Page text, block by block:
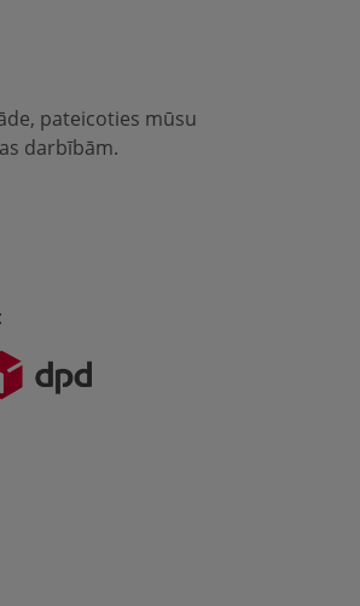
pateicoties mūsu
darbībām.